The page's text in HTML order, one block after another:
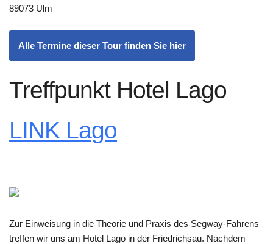
89073 Ulm
Alle Termine dieser Tour finden Sie hier
Treffpunkt Hotel Lago
LINK Lago
Zur Einweisung in die Theorie und Praxis des Segway-Fahrens
treffen wir uns am Hotel Lago in der Friedrichsau. Nachdem